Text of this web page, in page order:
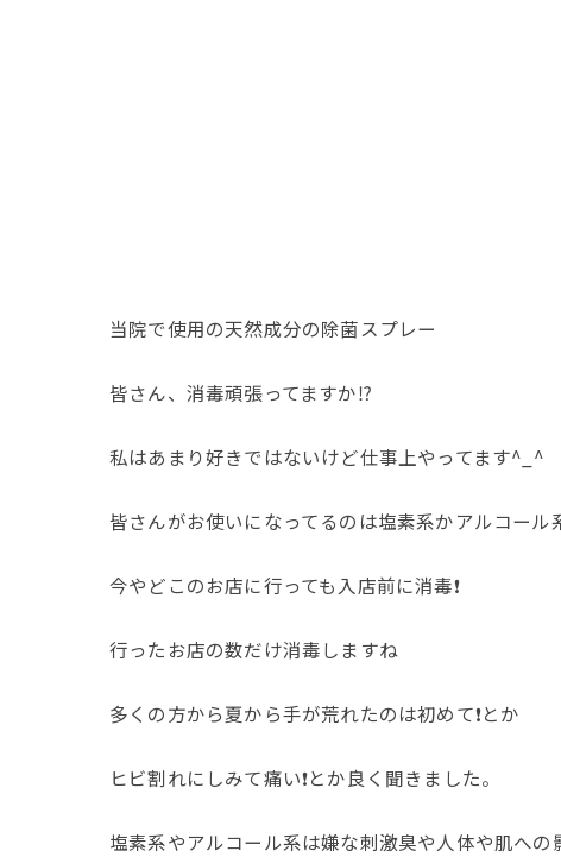
当院で使用の天然成分の除菌スプレー
皆さん、消毒頑張ってますか⁉️
私はあまり好きではないけど仕事上やってます^_^
皆さんがお使いになってるのは塩素系かアルコール
今やどこのお店に行っても入店前に消毒❗️
行ったお店の数だけ消毒しますね
多くの方から夏から手が荒れたのは初めて❗️とか
ヒビ割れにしみて痛い❗️とか良く聞きました。
塩素系やアルコール系は嫌な刺激臭や人体や肌への